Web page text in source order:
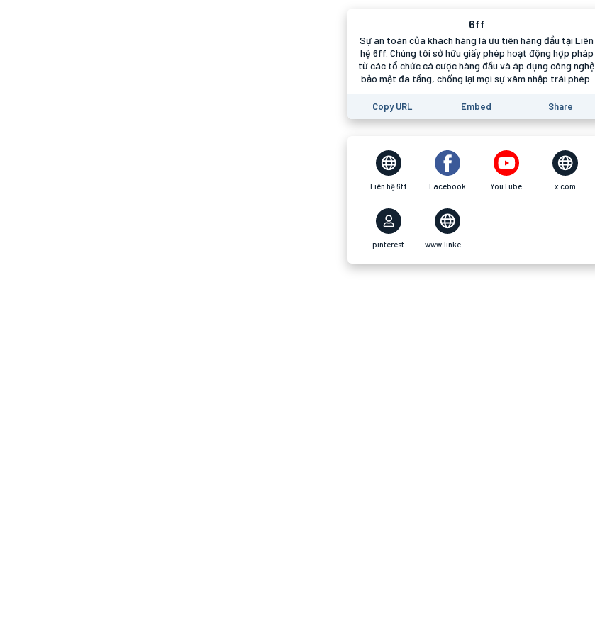
6ff
Sự an toàn của khách hàng là ưu tiên hàng đầu tại Liên
hệ 6ff. Chúng tôi sở hữu giấy phép hoạt động hợp pháp
từ các tổ chức cá cược hàng đầu và áp dụng công nghệ
bảo mật đa tầng, chống lại mọi sự xâm nhập trái phép.
Copy URL Embed Share
Liên hệ 6ff Facebook YouTube x.com
pinterest